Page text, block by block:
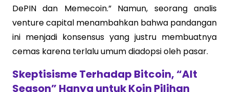
DePIN dan Memecoin.” Namun, seorang analis
venture capital menambahkan bahwa pandangan
ini menjadi konsensus yang justru membuatnya
cemas karena terlalu umum diadopsi oleh pasar.
Skeptisisme Terhadap Bitcoin, “Alt
Season” Hanya untuk Koin Pilihan